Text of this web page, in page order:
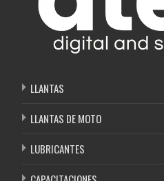
LLANTAS
LLANTAS DE MOTO
LUBRICANTES